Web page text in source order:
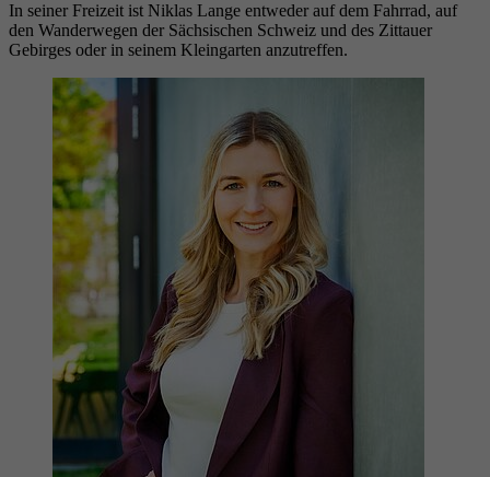
In seiner Freizeit ist Niklas Lange entweder auf dem Fahrrad, auf
den Wanderwegen der Sächsischen Schweiz und des Zittauer
Gebirges oder in seinem Kleingarten anzutreffen.